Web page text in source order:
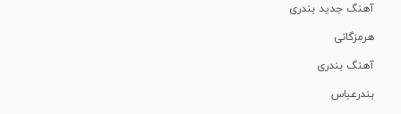
آهنگ جدید بندری
هرمزگانی
آهنگ بندری
بندرعباس